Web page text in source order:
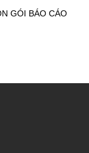
GÓI BÁO CÁO